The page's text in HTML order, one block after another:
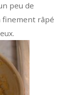
peu de
finement râpé